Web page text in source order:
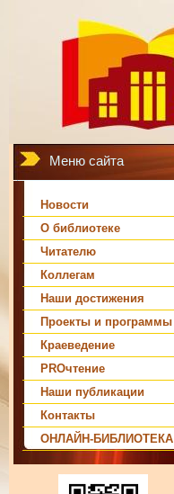
Меню сайта
Новости
О библиотеке
Читателю
Коллегам
Наши достижения
Проекты и программы
Краеведение
PROчтение
Наши публикации
Контакты
ОНЛАЙН-БИБЛИОТЕКА